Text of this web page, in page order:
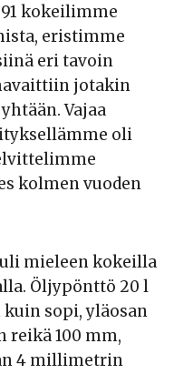
kokeilimme
eristimme
eri tavoin
jotakin
Vajaa
oli
kolmen vuoden
mieleen kokeilla
Öljypönttö 20 l
sopi, yläosan
reikä 100 mm,
4 millimetrin